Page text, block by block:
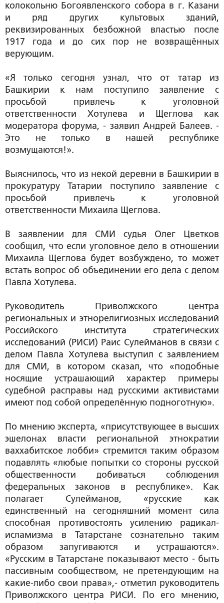
колокольню Богоявленского собора в г. Казани
и ряд других культовых зданий,
реквизированных безбожной властью после
1917 года и до сих пор не возвращённых
верующим.
«Я только сегодня узнал, что от татар из
Башкирии к нам поступило заявление с
просьбой привлечь к уголовной
ответственности Хотулева и Щеглова как
модератора форума, - заявил Андрей Балеев. -
Это не только в нашей республике
возмущаются!».
Выяснилось, что из некой деревни в Башкирии в
прокуратуру Татарии поступило заявление с
просьбой привлечь к уголовной
ответственности Михаила Щеглова.
В заявлении для СМИ судья Олег Цветков
сообщил, что если уголовное дело в отношении
Михаила Щеглова будет возбуждено, то может
встать вопрос об объединении его дела с делом
Павла Хотулева.
Руководитель Приволжского центра
региональных и этнорелигиозных исследований
Российского института стратегических
исследований (РИСИ) Раис Сулейманов в связи с
делом Павла Хотулева выступил с заявлением
для СМИ, в котором сказал, что «подобные
носящие устрашающий характер примеры
судебной расправы над русскими активистами
имеют под собой определённую подноготную».
По мнению эксперта, «присутствующее в высших
эшелонах власти региональной этнократии
ваххабитское лобби» стремится таким образом
подавлять «любые попытки со стороны русской
общественности добиваться соблюдения
федеральных законов в республике». Как
полагает Сулейманов, «русские как
единственный на сегодняшний момент сила
способная противостоять усилению радикал-
исламизма в Татарстане сознательно таким
образом запугиваются и устрашаются».
«Русским в Татарстане показывают место - быть
пассивным сообществом, не претендующим на
какие-либо свои права»,- отметил руководитель
Приволжского центра РИСИ. По его мнению,